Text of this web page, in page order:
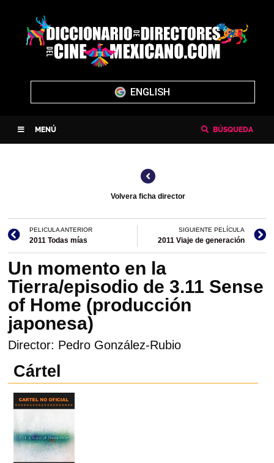
ENGLISH
MENÚ BÚSQUEDA
Volvera ficha director
PELICULA ANTERIOR
2011 Todas mías
SIGUIENTE PELÍCULA
2011 Viaje de generación
Un momento en la
Tierra/episodio de 3.11 Sense
of Home (producción
japonesa)
Director: Pedro González-Rubio
Cártel